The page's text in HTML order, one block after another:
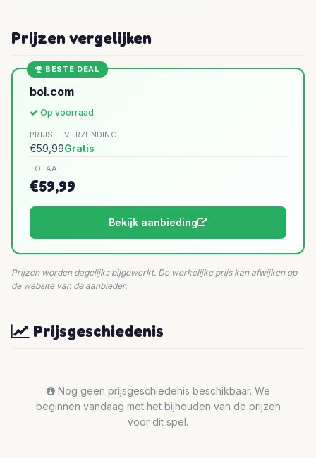
Prijzen vergelijken
BESTE DEAL
bol.com
Op voorraad
PRIJS
€59,99
VERZENDING
Gratis
TOTAAL
€59,99
Bekijk aanbieding
Prijzen worden dagelijks bijgewerkt. De werkelijke prijs kan afwijken op
de website van de aanbieder.
Prijsgeschiedenis
Nog geen prijsgeschiedenis beschikbaar. We
beginnen vandaag met het bijhouden van de prijzen
voor dit spel.